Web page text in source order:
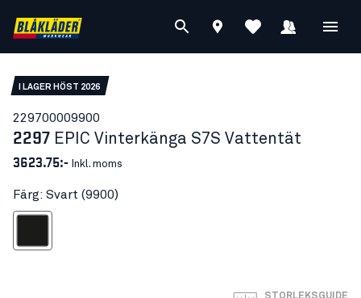
I LAGER HÖST 2026
229700009900
2297 EPIC Vinterkänga S7S Vattentät
3623.75:- Inkl. moms
Färg: Svart (9900)
STORLEKSGUIDE